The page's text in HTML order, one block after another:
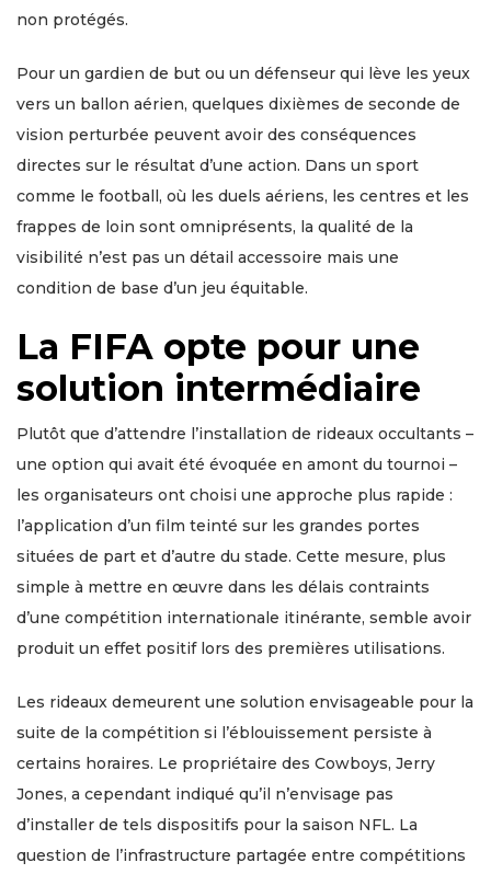
non protégés.
Pour un gardien de but ou un défenseur qui lève les yeux
vers un ballon aérien, quelques dixièmes de seconde de
vision perturbée peuvent avoir des conséquences
directes sur le résultat d’une action. Dans un sport
comme le football, où les duels aériens, les centres et les
frappes de loin sont omniprésents, la qualité de la
visibilité n’est pas un détail accessoire mais une
condition de base d’un jeu équitable.
La FIFA opte pour une
solution intermédiaire
Plutôt que d’attendre l’installation de rideaux occultants –
une option qui avait été évoquée en amont du tournoi –
les organisateurs ont choisi une approche plus rapide :
l’application d’un film teinté sur les grandes portes
situées de part et d’autre du stade. Cette mesure, plus
simple à mettre en œuvre dans les délais contraints
d’une compétition internationale itinérante, semble avoir
produit un effet positif lors des premières utilisations.
Les rideaux demeurent une solution envisageable pour la
suite de la compétition si l’éblouissement persiste à
certains horaires. Le propriétaire des Cowboys, Jerry
Jones, a cependant indiqué qu’il n’envisage pas
d’installer de tels dispositifs pour la saison NFL. La
question de l’infrastructure partagée entre compétitions